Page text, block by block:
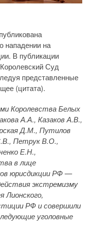
нападении на
В публикации
Суд
представленные
(цитата).
Королевства Белых
А.А., Казаков А.В.,
Д.М., Путилов
Петрук В.О.,
Е.Н.,
в лице
юрисдикции РФ —
экстремизму
Лионского,
РФ и совершили
уголовные